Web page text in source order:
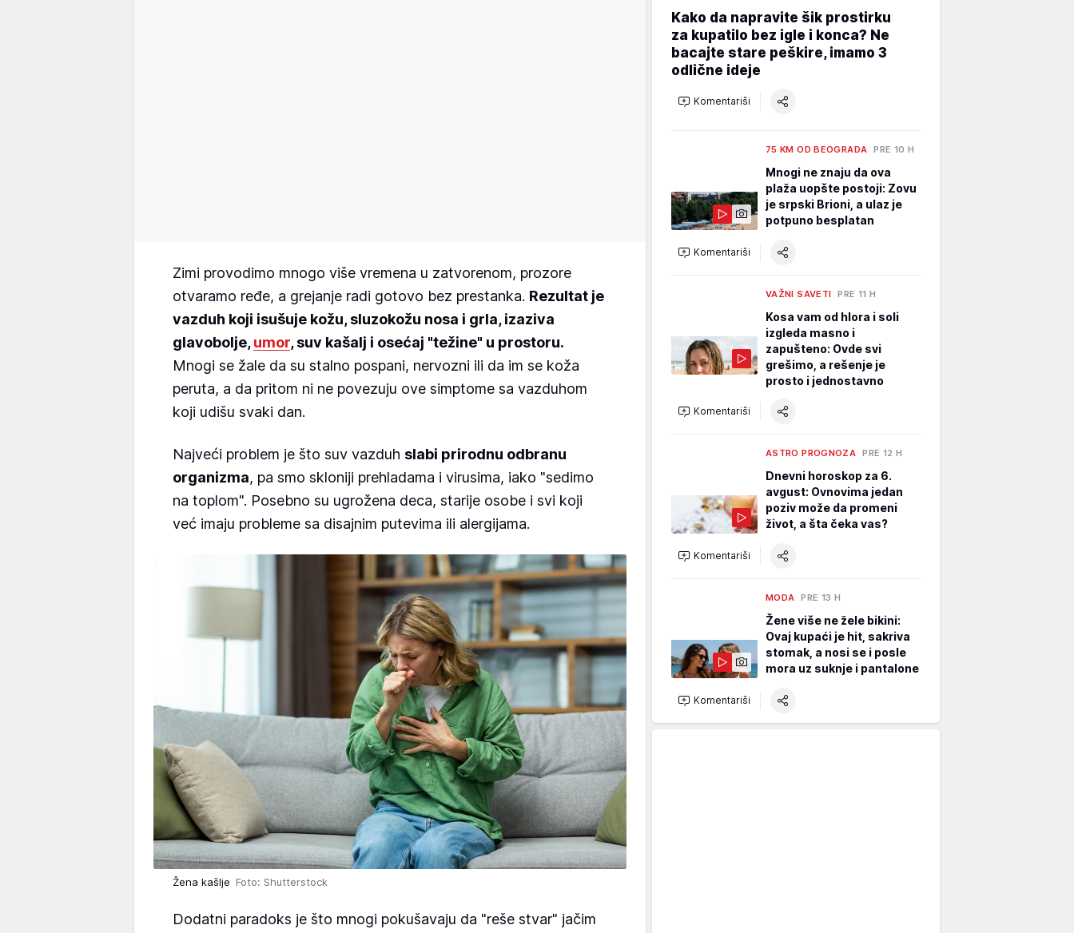
Zimi provodimo mnogo više vremena u zatvorenom, prozore
otvaramo ređe, a grejanje radi gotovo bez prestanka. Rezultat je
vazduh koji isušuje kožu, sluzokožu nosa i grla, izaziva
glavobolje,umor, suv kašalj i osećaj "težine" u prostoru.
Mnogi se žale da su stalno pospani, nervozni ili da im se koža
peruta, a da pritom ni ne povezuju ove simptome sa vazduhom
koji udišu svaki dan.
Najveći problem je što suv vazduh slabi prirodnu odbranu
organizma, pa smo skloniji prehladama i virusima, iako "sedimo
na toplom". Posebno su ugrožena deca, starije osobe i svi koji
već imaju probleme sa disajnim putevima ili alergijama.
Žena kašlje Foto: Shutterstock
Dodatni paradoks je što mnogi pokušavaju da "reše stvar" jačim
Kako da napravite šik prostirku
za kupatilo bez igle i konca? Ne
bacajte stare peškire, imamo 3
odlične ideje
Komentariši
75 KM OD BEOGRADA PRE 10 H
Mnogi ne znaju da ova
plaža uopšte postoji: Zovu
je srpski Brioni, a ulaz je
potpuno besplatan
Komentariši
VAŽNI SAVETI PRE 11 H
Kosa vam od hlora i soli
izgleda masno i
zapušteno: Ovde svi
grešimo, a rešenje je
prosto i jednostavno
Komentariši
ASTRO PROGNOZA PRE 12 H
Dnevni horoskop za 6.
avgust: Ovnovima jedan
poziv može da promeni
život, a šta čeka vas?
Komentariši
MODA PRE 13 H
Žene više ne žele bikini:
Ovaj kupaći je hit, sakriva
stomak, a nosi se i posle
mora uz suknje i pantalone
Komentariši